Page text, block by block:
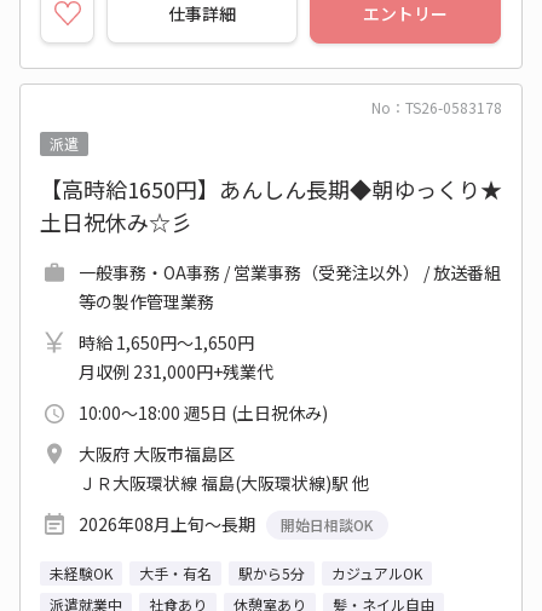
仕事詳細 エントリー
No：TS26-0583178
派遣
【高時給1650円】あんしん長期◆朝ゆっくり★
土日祝休み☆彡
一般事務・OA事務 / 営業事務（受発注以外） / 放送番組
等の製作管理業務
時給 1,650円～1,650円
月収例 231,000円+残業代
10:00～18:00 週5日 (土日祝休み)
大阪府 大阪市福島区
ＪＲ大阪環状線 福島(大阪環状線)駅 他
2026年08月上旬～長期
開始日相談OK
未経験OK 大手・有名 駅から5分
カジュアルOK
派遣就業中
社食あり 休憩室あり 髪・ネイル自由